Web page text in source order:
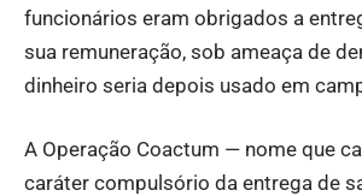
funcionários eram obrigados a
sua remuneração, sob ameaça de
dinheiro seria depois usado em
A Operação Coactum — nome que
caráter compulsório da entrega de